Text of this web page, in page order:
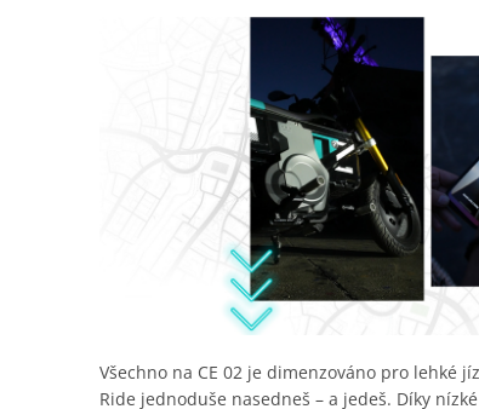
Všechno na CE 02 je dimenzováno pro lehké
Ride jednoduše nasedneš – a jedeš. Díky